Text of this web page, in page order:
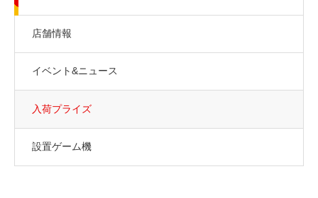
店舗情報
イベント&ニュース
入荷プライズ
設置ゲーム機